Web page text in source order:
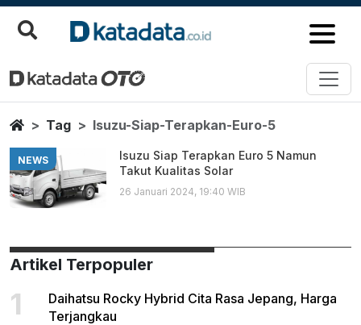
Isuzu Siap Terapkan Euro 5
Berita Terbaru
HomeTag Isuzu-Siap-Terapkan-Euro-5
NEWS
Isuzu Siap Terapkan Euro 5 Namun
Takut Kualitas Solar
26 Januari 2024, 19:40 WIB
Artikel Terpopuler
1
Daihatsu Rocky Hybrid Cita Rasa Jepang, Harga
Terjangkau